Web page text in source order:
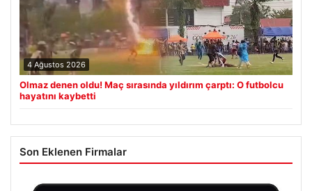
4 Ağustos 2026
Olmaz denen oldu! Maç sırasında yıldırım çarptı: O futbolcu
hayatını kaybetti
Son Eklenen Firmalar